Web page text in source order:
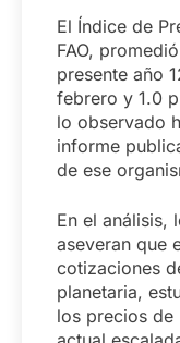
El Índice de
FAO,
presente año
febrero y 1.0
lo observado
informe
de ese
En el análisis,
aseveran que
cotizaciones
planetaria,
los precios de